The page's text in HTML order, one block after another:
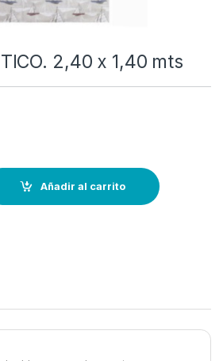
2,40 x 1,40 mts
x 1,40 mts quantity
Añadir al carrito